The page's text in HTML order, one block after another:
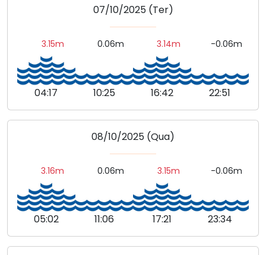
07/10/2025 (Ter)
3.15m
04:17
0.06m
10:25
3.14m
16:42
-0.06m
22:51
08/10/2025 (Qua)
3.16m
05:02
0.06m
11:06
3.15m
17:21
-0.06m
23:34